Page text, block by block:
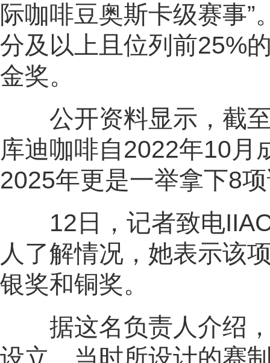
际咖啡豆奥斯卡级赛事
分及以上且位列前25%
金奖。
公开资料显示，截至
库迪咖啡自2022年10月
2025年更是一举拿下8
12日，记者致电IIAC
人了解情况，她表示该
银奖和铜奖。
据这名负责人介绍，